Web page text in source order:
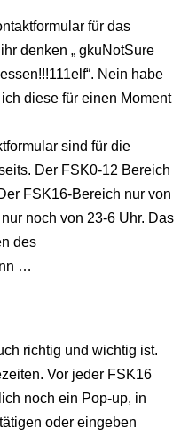
für das
denken „ gkuNotSure
Nein habe
diese für einen Moment
sind für die
Der FSK0-12 Bereich
FSK16-Bereich nur von
noch von 23-6 Uhr. Das
des
…
richtig und wichtig ist.
Vor jeder FSK16
noch ein Pop-up, in
oder eingeben